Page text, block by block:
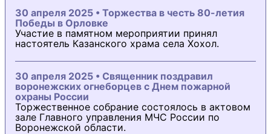
30 апреля 2025 • Торжества в честь 80-летия
Победы в Орловке
Участие в памятном мероприятии принял
настоятель Казанского храма села Хохол.
30 апреля 2025 • Священник поздравил
воронежских огнеборцев с Днем пожарной
охраны России
Торжественное собрание состоялось в актовом
зале Главного управления МЧС России по
Воронежской области.